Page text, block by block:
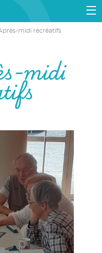
Après-midi récréatifs
midi